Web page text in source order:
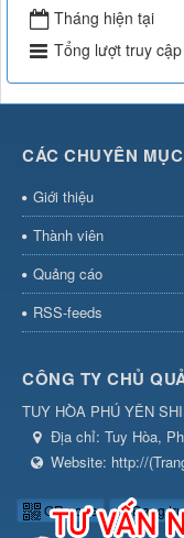
Tháng hiện tại
Tổng lượt truy cập
CÁC CHUYÊN
Giới thiệu
Thành viên
Quảng cáo
RSS-feeds
CÔNG TY CHỦ
TUY HÒA PHÚ YÊN
Địa chỉ: Tuy Hòa,
Website: http://
QR-code Đang